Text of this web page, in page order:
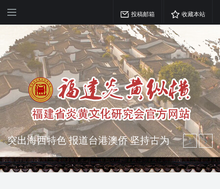
投稿邮箱 收藏本站
突出海西特色 报道台港澳侨 坚持古为
今用 力求雅俗共赏
弘扬优秀文化 振奋民族精神 介绍民族
瑰宝 宣传中华精英